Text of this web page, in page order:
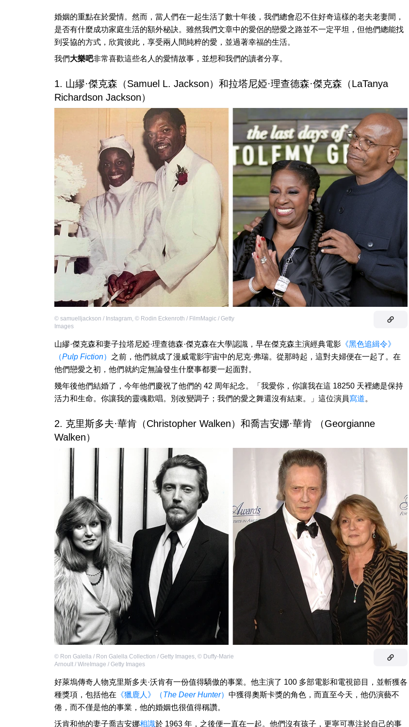
婚姻的重點在於愛情。然而，當人們在一起生活了數十年後，我們總會忍不住好奇這樣的老夫老妻間，
是否有什麼成功家庭生活的額外秘訣。雖然我們文章中的愛侶的戀愛之路並不一定平坦，但他們總能找
到妥協的方式，欣賞彼此，享受兩人間純粹的愛，並過著幸福的生活。
我們大樂吧非常喜歡這些名人的愛情故事，並想和我們的讀者分享。
1. 山繆·傑克森（Samuel L. Jackson）和拉塔尼婭·理查德森·傑克森（LaTanya
Richardson Jackson）
© samuelljackson / Instagram, © Rodin Eckenroth / FilmMagic / Getty
Images
山繆·傑克森和妻子拉塔尼婭·理查德森·傑克森在大學認識，早在傑克森主演經典電影 《黑色追緝令》
（Pulp Fiction） 之前，他們就成了漫威電影宇宙中的尼克·弗瑞。從那時起，這對夫婦便在一起了。在
他們戀愛之初，他們就約定無論發生什麼事都要一起面對。
幾年後他們結婚了，今年他們慶祝了他們的 42 周年紀念。「我愛你，你讓我在這 18250 天裡總是保持
活力和生命。你讓我的靈魂歡唱。別改變調子；我們的愛之舞還沒有結束。」這位演員寫道。
2. 克里斯多夫·華肯（Christopher Walken）和喬吉安娜·華肯 （Georgianne
Walken）
© Ron Galella / Ron Galella Collection / Getty Images, © Duffy-Marie
Arnoult / WireImage / Getty Images
好萊塢傳奇人物克里斯多夫·沃肯有一份值得驕傲的事業。他主演了 100 多部電影和電視節目，並斬獲各
種獎項，包括他在 《獵鹿人》（The Deer Hunter） 中獲得奧斯卡獎的角色，而直至今天，他仍演藝不
倦，而不僅是他的事業，他的婚姻也很值得稱讚。
沃肯和他的妻子喬吉安娜相識於 1963 年，之後便一直在一起。他們沒有孩子，更寧可專注於自己的事